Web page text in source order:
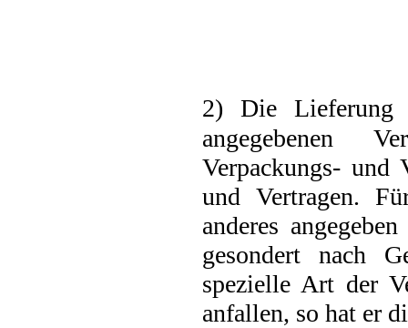
2) Die
angegebenen
Verpackungs- und
und Vertragen.
anderes
gesondert nach
spezielle Art der
anfallen, so hat er